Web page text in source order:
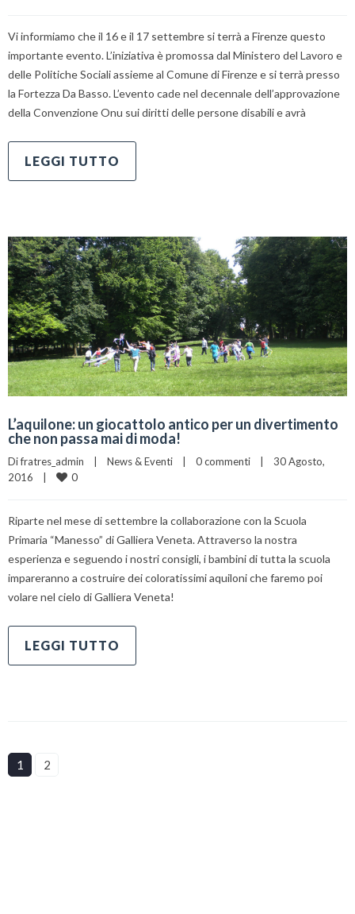
Vi informiamo che il 16 e il 17 settembre si terrà a Firenze questo
importante evento. L’iniziativa è promossa dal Ministero del Lavoro e
delle Politiche Sociali assieme al Comune di Firenze e si terrà presso
la Fortezza Da Basso. L’evento cade nel decennale dell’approvazione
della Convenzione Onu sui diritti delle persone disabili e avrà
LEGGI TUTTO
L’aquilone: un giocattolo antico per un divertimento
che non passa mai di moda!
Di fratres_admin News & Eventi 0 commenti
30 Agosto,
2016
0
Riparte nel mese di settembre la collaborazione con la Scuola
Primaria “Manesso” di Galliera Veneta. Attraverso la nostra
esperienza e seguendo i nostri consigli, i bambini di tutta la scuola
impareranno a costruire dei coloratissimi aquiloni che faremo poi
volare nel cielo di Galliera Veneta!
LEGGI TUTTO
1 2